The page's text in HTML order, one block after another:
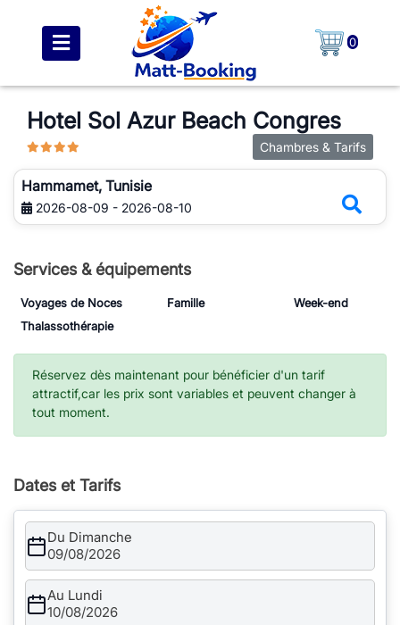
0
Hotel Sol Azur Beach Congres
Chambres & Tarifs
Hammamet, Tunisie
2026-08-09 - 2026-08-10
Services & équipements
Voyages de Noces Famille
Week-end
Thalassothérapie
Réservez dès maintenant pour bénéficier d'un tarif
attractif,car les prix sont variables et peuvent changer à
tout moment.
Dates et Tarifs
Du Dimanche
09/08/2026
Au Lundi
10/08/2026